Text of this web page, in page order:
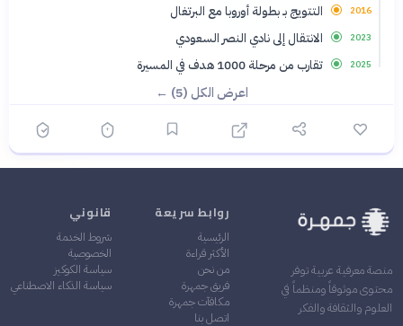
2016 التتويج بـ بطولة أوروبا مع البرتغال
2023 الانتقال إلى نادي النصر السعودي
2025 تقارب من مرحلة 1000 هدف في المسيرة
اعرض الكل (5) ←
منصة معرفية عربية توفر
محتوى موثوقاً ومنظماً في
العلوم والثقافة والفكر
روابط سريعة
الرئيسية
الأكثر قراءة
من نحن
فريق جمهرة
مكافآت جمهرة
اتصل بنا
قانوني
شروط الخدمة
الخصوصية
سياسة الكوكيز
سياسة الذكاء الاصطناعي